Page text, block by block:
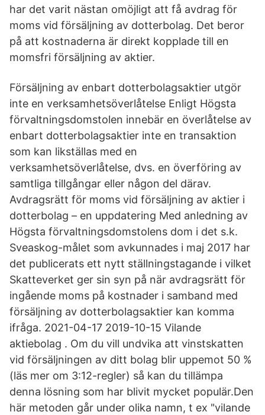
har det varit nästan omöjligt att få avdrag för
moms vid försäljning av dotterbolag. Det beror
på att kostnaderna är direkt kopplade till en
momsfri försäljning av aktier.
Försäljning av enbart dotterbolagsaktier utgör
inte en verksamhetsöverlåtelse Enligt Högsta
förvaltningsdomstolen innebär en överlåtelse av
enbart dotterbolagsaktier inte en transaktion
som kan likställas med en
verksamhetsöverlåtelse, dvs. en överföring av
samtliga tillgångar eller någon del därav.
Avdragsrätt för moms vid försäljning av aktier i
dotterbolag – en uppdatering Med anledning av
Högsta förvaltningsdomstolens dom i det s.k.
Sveaskog-målet som avkunnades i maj 2017 har
det publicerats ett nytt ställningstagande i vilket
Skatteverket ger sin syn på när avdragsrätt för
ingående moms på kostnader i samband med
försäljning av dotterbolagsaktier kan komma
ifråga. 2021-04-17 2019-10-15 Vilande
aktiebolag . Om du vill undvika att vinstskatten
vid försäljningen av ditt bolag blir uppemot 50 %
(läs mer om 3:12-regler) så kan du tillämpa
denna lösning som har blivit mycket populär.Den
här metoden går under olika namn, t ex "vilande